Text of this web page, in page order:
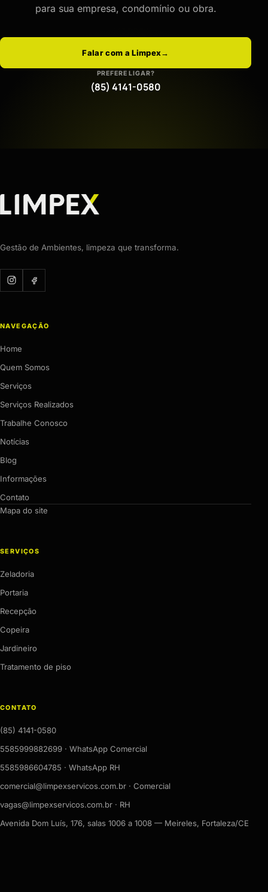
para sua empresa, condomínio ou obra.
Falar com a Limpex→
PREFERE LIGAR?
(85) 4141-0580
Gestão de Ambientes, limpeza que transforma.
NAVEGAÇÃO
Home
Quem Somos
Serviços
Serviços Realizados
Trabalhe Conosco
Notícias
Blog
Informações
Contato
Mapa do site
SERVIÇOS
Zeladoria
Portaria
Recepção
Copeira
Jardineiro
Tratamento de piso
CONTATO
(85) 4141-0580
5585999882699 · WhatsApp Comercial
5585986604785 · WhatsApp RH
comercial@limpexservicos.com.br · Comercial
vagas@limpexservicos.com.br · RH
Avenida Dom Luís, 176, salas 1006 a 1008 — Meireles, Fortaleza/CE